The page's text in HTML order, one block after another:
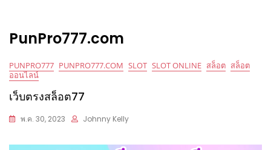
PunPro777.com
PUNPRO777 PUNPRO777.COM SLOT SLOT ONLINE สล็อต สล็อต
ออนไลน์
เว็บตรงสล็อต77
พ.ค. 30, 2023 Johnny Kelly